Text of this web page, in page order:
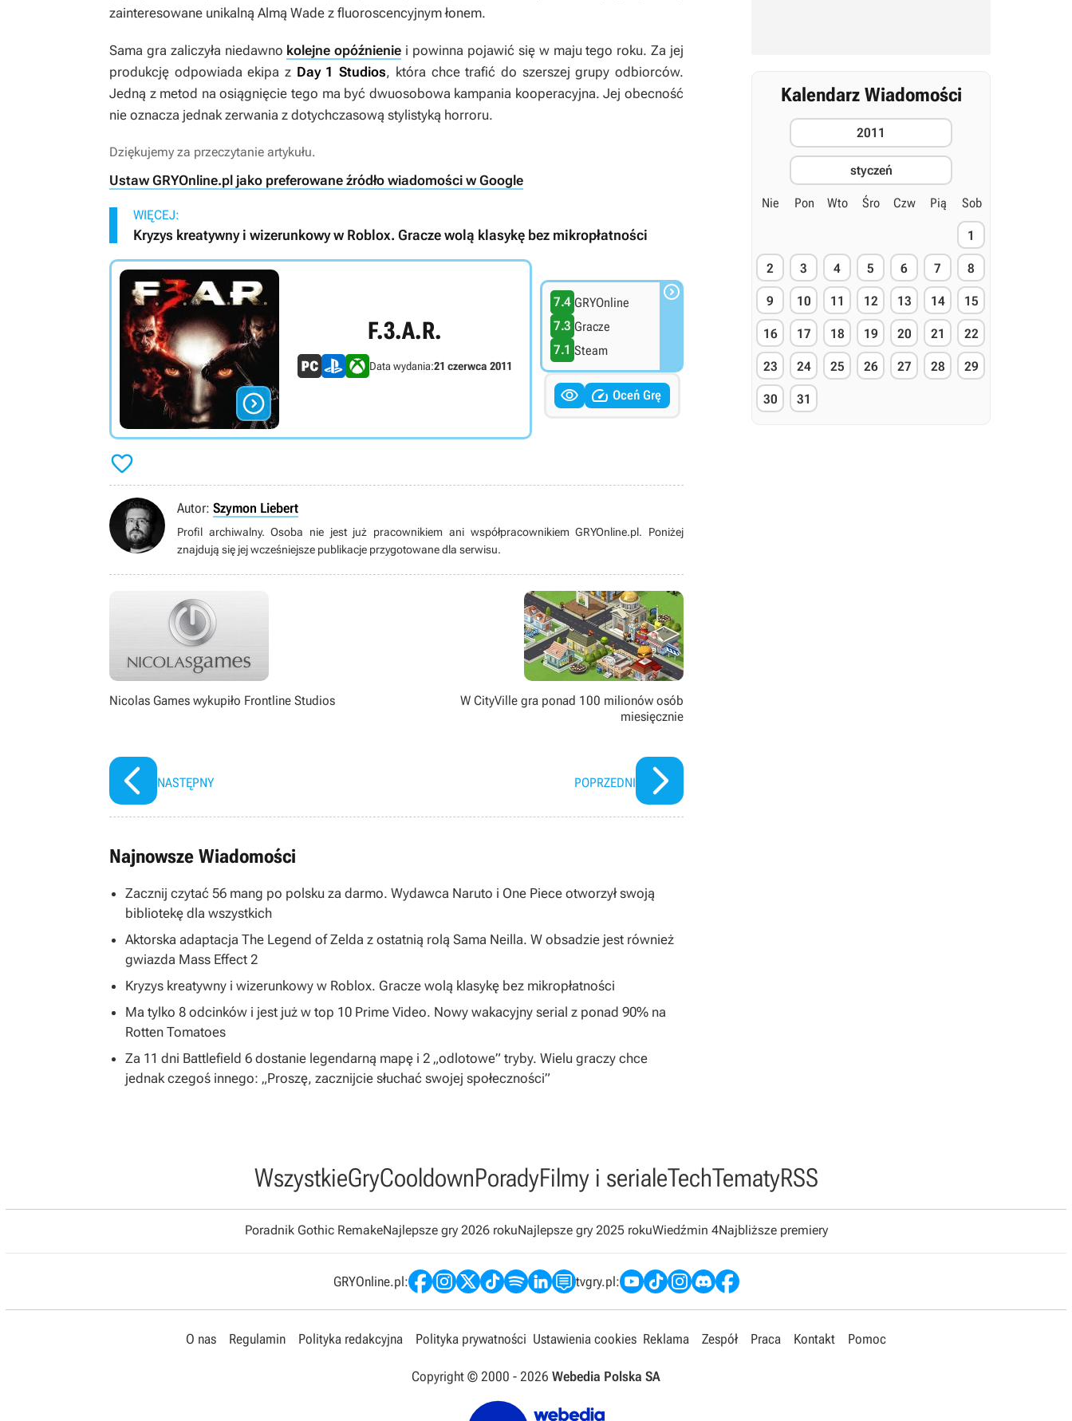
zainteresowane unikalną Almą Wade z fluoroscencyjnym łonem.
Sama gra zaliczyła niedawno kolejne opóźnienie i powinna pojawić się w maju tego roku. Za jej
produkcję odpowiada ekipa z Day 1 Studios, która chce trafić do szerszej grupy odbiorców.
Jedną z metod na osiągnięcie tego ma być dwuosobowa kampania kooperacyjna. Jej obecność
nie oznacza jednak zerwania z dotychczasową stylistyką horroru.
Dziękujemy za przeczytanie artykułu.
Ustaw GRYOnline.pl jako preferowane źródło wiadomości w Google
WIĘCEJ:
Kryzys kreatywny i wizerunkowy w Roblox. Gracze wolą klasykę bez mikropłatności

F.3.A.R.
Data wydania:21 czerwca 2011
7.4 GRYOnline
7.3 Gracze
7.1 Steam

  Oceń Grę

Autor: Szymon Liebert
Profil archiwalny. Osoba nie jest już pracownikiem ani współpracownikiem GRYOnline.pl. Poniżej
znajdują się jej wcześniejsze publikacje przygotowane dla serwisu.
Nicolas Games wykupiło Frontline Studios
NASTĘPNY
W CityVille gra ponad 100 milionów osób
miesięcznie
POPRZEDNI
Najnowsze Wiadomości
Zacznij czytać 56 mang po polsku za darmo. Wydawca Naruto i One Piece otworzył swoją
bibliotekę dla wszystkich
Aktorska adaptacja The Legend of Zelda z ostatnią rolą Sama Neilla. W obsadzie jest również
gwiazda Mass Effect 2
Kryzys kreatywny i wizerunkowy w Roblox. Gracze wolą klasykę bez mikropłatności
Ma tylko 8 odcinków i jest już w top 10 Prime Video. Nowy wakacyjny serial z ponad 90% na
Rotten Tomatoes
Za 11 dni Battlefield 6 dostanie legendarną mapę i 2 „odlotowe” tryby. Wielu graczy chce
jednak czegoś innego: „Proszę, zacznijcie słuchać swojej społeczności”
Kalendarz Wiadomości
2011
styczeń
Nie Pon Wto Śro Czw Pią Sob
1
2 3 4 5 6 7 8
9 10 11 12 13 14 15
16 17 18 19 20 21 22
23 24 25 26 27 28 29
30 31
WszystkieGryCooldownPoradyFilmy i serialeTechTematyRSS
Poradnik Gothic RemakeNajlepsze gry 2026 rokuNajlepsze gry 2025 rokuWiedźmin 4Najbliższe premiery
GRYOnline.pl: tvgry.pl:
O nas Regulamin Polityka redakcyjna Polityka prywatności Ustawienia cookies Reklama Zespół Praca Kontakt Pomoc
Copyright © 2000 - 2026 Webedia Polska SA